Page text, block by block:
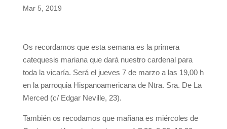
Mar 5, 2019
Os recordamos que esta semana es la primera
catequesis mariana que dará nuestro cardenal para
toda la vicaría. Será el jueves 7 de marzo a las 19,00 h
en la parroquia Hispanoamericana de Ntra. Sra. De La
Merced (c/ Edgar Neville, 23).
También os recodamos que mañana es miércoles de